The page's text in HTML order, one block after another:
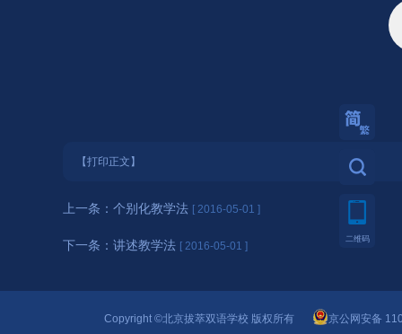
【打印正文】
上一条： 个别化教学法 [ 2016-05-01 ]
下一条： 讲述教学法 [ 2016-05-01 ]
Copyright ©北京拔萃双语学校 版权所有 京公网安备
繁體
二维码